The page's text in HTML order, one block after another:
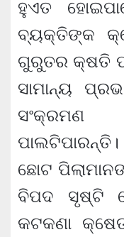
ହୁଏତ
ବ୍ୟକ୍ତିଙ୍କ
ଗୁରୁତର କ୍ଷତି
ସାମାନ୍ୟ
ସଂକ୍ରମଣ
ଛୋଟ
ବିପଦ ସୃଷ୍ଟି
କଟକଣା